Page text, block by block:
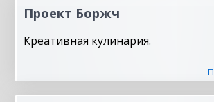
Проект Боржч
Креативная кулинария.